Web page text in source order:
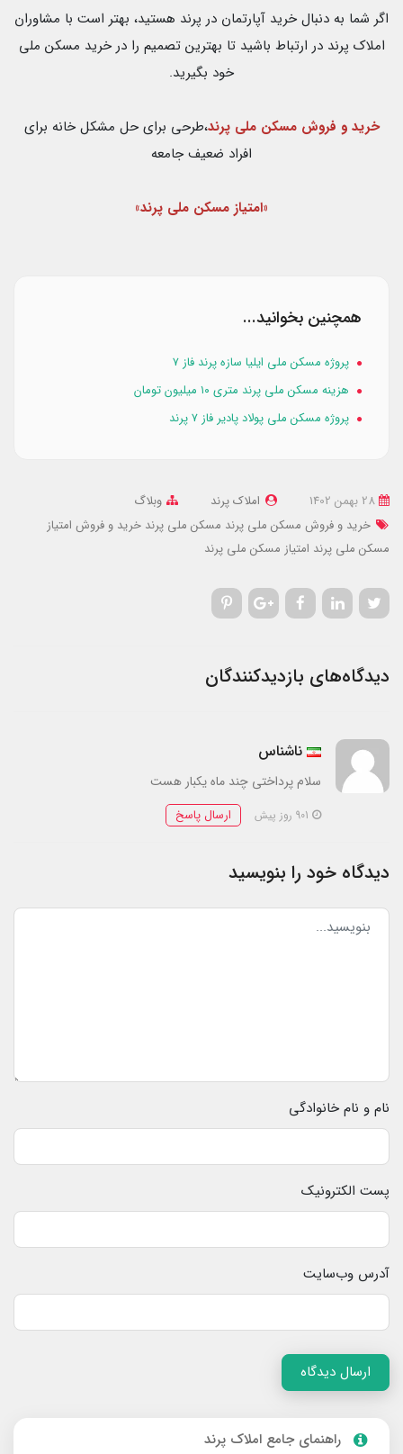
اگر شما به دنبال خرید آپارتمان در پرند هستید، بهتر است با مشاوران
املاک پرند در ارتباط باشید تا بهترین تصمیم را در خرید مسکن ملی
خود بگیرید.
خرید و فروش مسکن ملی پرند،طرحی برای حل مشکل خانه برای
افراد ضعیف جامعه
«امتیاز مسکن ملی پرند»
همچنین بخوانید...
پروژه مسکن ملی ایلیا سازه پرند فاز ۷
هزینه مسکن ملی پرند متری ۱۰ میلیون تومان
پروژه مسکن ملی پولاد پادیر فاز ۷ پرند
املاک پرند
وبلاگ
خرید و فروش مسکن ملی پرند مسکن ملی پرند خرید و فروش امتیاز
مسکن ملی پرند امتیاز مسکن ملی پرند
دیدگاه‌های بازدیدکنندگان
ناشناس
سلام پرداختی چند ماه یکبار هست
ارسال پاسخ
دیدگاه خود را بنویسید
نام و نام خانوادگی
پست الکترونیک
آدرس وب‌سایت
ارسال دیدگاه
راهنمای جامع املاک پرند